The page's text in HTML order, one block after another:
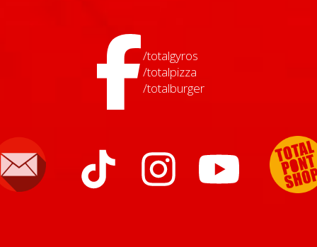
/totalgyros
/totalpizza
/totalburger